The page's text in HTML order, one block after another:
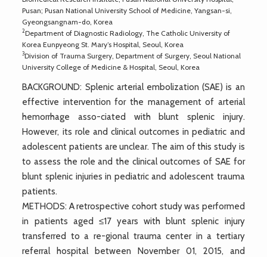
Pusan; Pusan National University School of Medicine, Yangsan-si,
Gyeongsangnam-do, Korea
2Department of Diagnostic Radiology, The Catholic University of
Korea Eunpyeong St. Mary’s Hospital, Seoul, Korea
3Division of Trauma Surgery, Department of Surgery, Seoul National
University College of Medicine & Hospital, Seoul, Korea
BACKGROUND: Splenic arterial embolization (SAE) is an
effective intervention for the management of arterial
hemorrhage asso-ciated with blunt splenic injury.
However, its role and clinical outcomes in pediatric and
adolescent patients are unclear. The aim of this study is
to assess the role and the clinical outcomes of SAE for
blunt splenic injuries in pediatric and adolescent trauma
patients.
METHODS: A retrospective cohort study was performed
in patients aged ≤17 years with blunt splenic injury
transferred to a re-gional trauma center in a tertiary
referral hospital between November 01, 2015, and